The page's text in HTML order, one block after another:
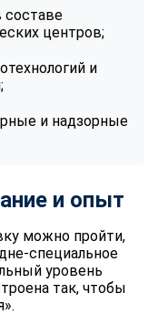
составе
центров;
и
и надзорные
и опыт
можно пройти,
специальное
уровень
так, чтобы
мессенджер!